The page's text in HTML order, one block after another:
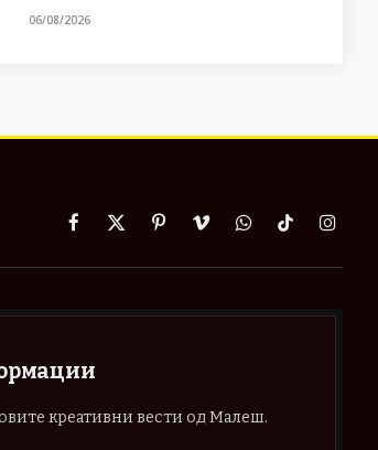
06/08/2026
Facebook
X
PinterestVimeoWhatsApp
TikTok
креативни вести од Малеш.